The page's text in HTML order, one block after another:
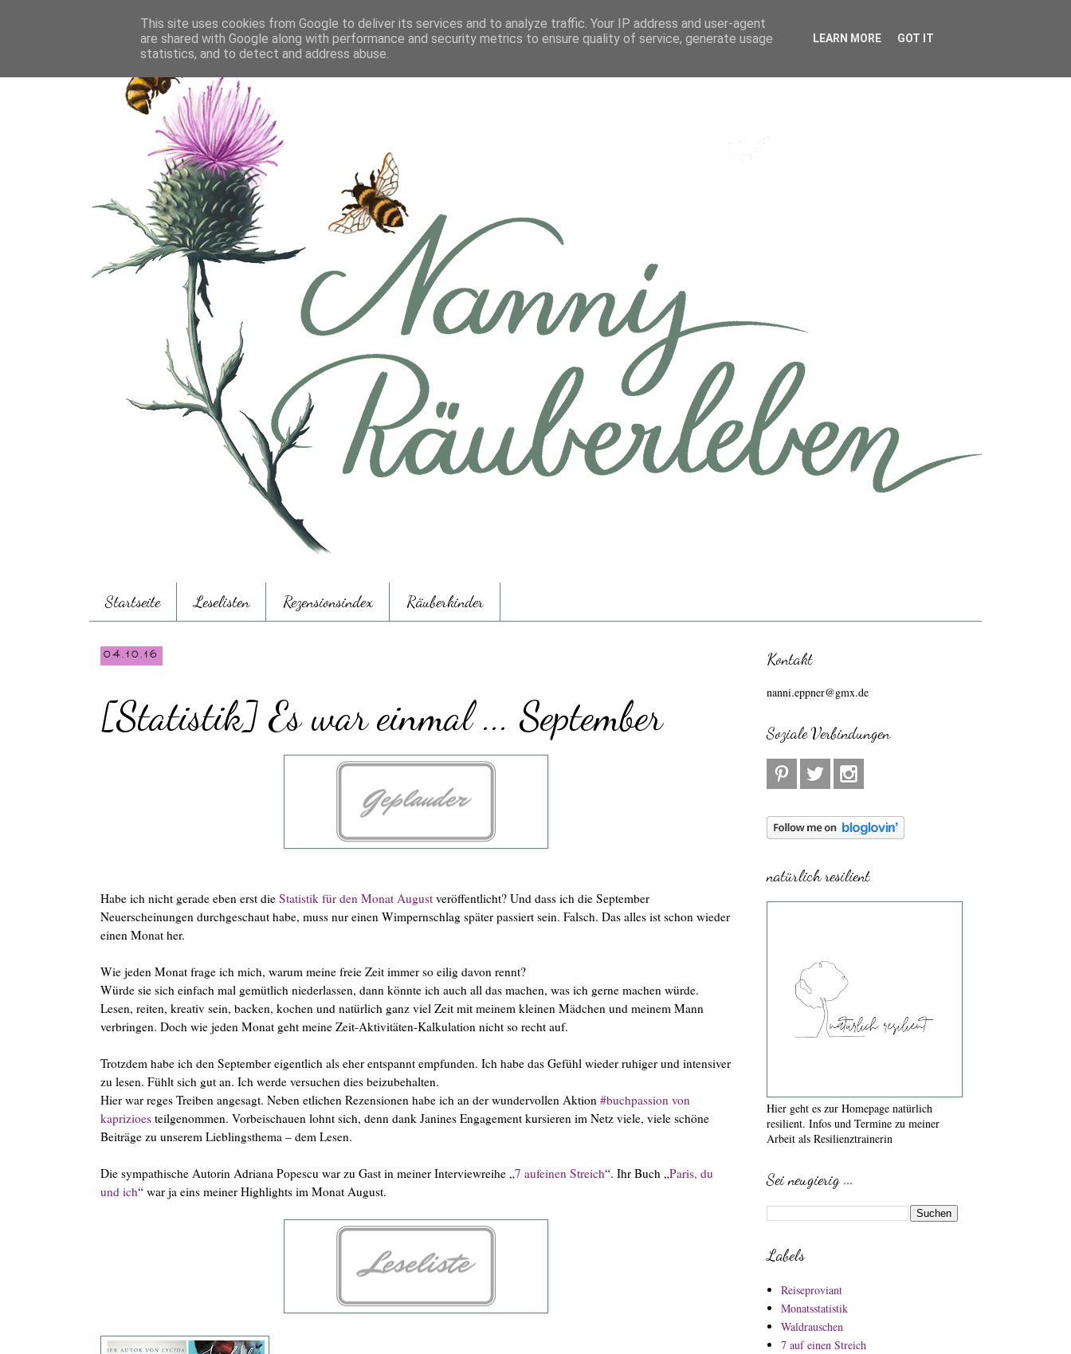
Startseite Leselisten Rezensionsindex Räuberkinder
04.10.16
[Statistik] Es war einmal ... September
Habe ich nicht gerade eben erst die Statistik für den Monat August veröffentlicht? Und dass ich die September
Neuerscheinungen durchgeschaut habe, muss nur einen Wimpernschlag später passiert sein. Falsch. Das alles ist schon wieder
einen Monat her.
Wie jeden Monat frage ich mich, warum meine freie Zeit immer so eilig davon rennt?
Würde sie sich einfach mal gemütlich niederlassen, dann könnte ich auch all das machen, was ich gerne machen würde.
Lesen, reiten, kreativ sein, backen, kochen und natürlich ganz viel Zeit mit meinem kleinen Mädchen und meinem Mann
verbringen. Doch wie jeden Monat geht meine Zeit-Aktivitäten-Kalkulation nicht so recht auf.
Trotzdem habe ich den September eigentlich als eher entspannt empfunden. Ich habe das Gefühl wieder ruhiger und intensiver
zu lesen. Fühlt sich gut an. Ich werde versuchen dies beizubehalten.
Hier war reges Treiben angesagt. Neben etlichen Rezensionen habe ich an der wundervollen Aktion #buchpassion von
kaprizioes teilgenommen. Vorbeischauen lohnt sich, denn dank Janines Engagement kursieren im Netz viele, viele schöne
Beiträge zu unserem Lieblingsthema – dem Lesen.
Die sympathische Autorin Adriana Popescu war zu Gast in meiner Interviewreihe „7 aufeinen Streich“. Ihr Buch „Paris, du
und ich“ war ja eins meiner Highlights im Monat August.
Kontakt
nanni.eppner@gmx.de
Soziale Verbindungen
natürlich resilient
Hier geht es zur Homepage natürlich
resilient. Infos und Termine zu meiner
Arbeit als Resilienztrainerin
Sei neugierig ...
Labels
Reiseproviant
Monatsstatistik
Waldrauschen
7 auf einen Streich
This site uses cookies from Google to deliver its services and to analyze traffic. Your IP address and user-agent
are shared with Google along with performance and security metrics to ensure quality of service, generate usage
statistics, and to detect and address abuse.
LEARN MORE GOT IT